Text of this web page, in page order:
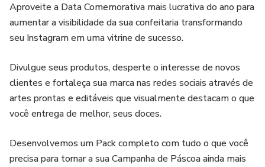
Aproveite a Data Comemorativa mais lucrativa do ano para
aumentar a visibilidade da sua confeitaria transformando
seu Instagram em uma vitrine de sucesso.
Divulgue seus produtos, desperte o interesse de novos
clientes e fortaleça sua marca nas redes sociais através de
artes prontas e editáveis que visualmente destacam o que
você entrega de melhor, seus doces.
Desenvolvemos um Pack completo com tudo o que você
precisa para tornar a sua Campanha de Páscoa ainda mais